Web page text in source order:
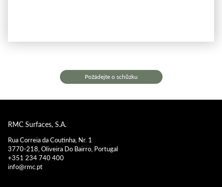
Požádejte o schůzku
RMC Surfaces, S.A.
Rua Correia da Coutinha, Nr. 1
3770-218, Oliveira Do Bairro, Portugal
+351 234 740 400
info@rmc.pt